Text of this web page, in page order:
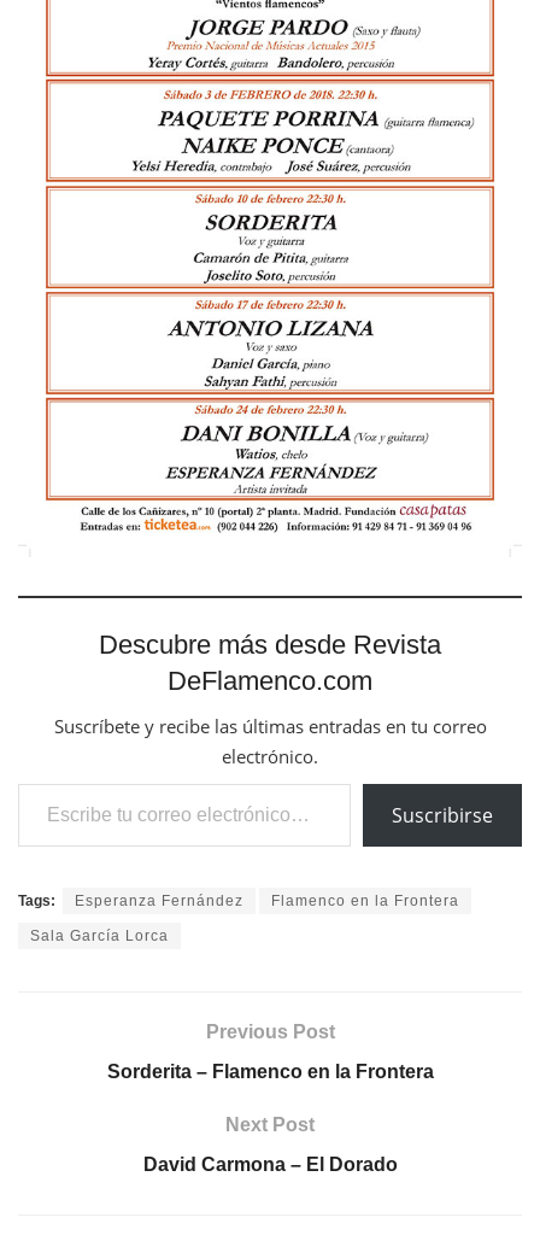
Descubre más desde Revista
DeFlamenco.com
Suscríbete y recibe las últimas entradas en tu correo
electrónico.
Escribe tu correo electrónico…
Suscribirse
Tags: Esperanza Fernández Flamenco en la Frontera
Sala García Lorca
Previous Post
Sorderita – Flamenco en la Frontera
Next Post
David Carmona – El Dorado